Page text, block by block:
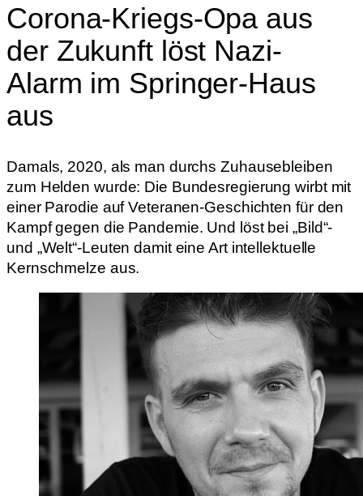
Corona-Kriegs-Opa aus
der Zukunft löst Nazi-
Alarm im Springer-Haus
aus
Damals, 2020, als man durchs Zuhausebleiben
zum Helden wurde: Die Bundesregierung wirbt mit
einer Parodie auf Veteranen-Geschichten für den
Kampf gegen die Pandemie. Und löst bei „Bild“-
und „Welt“-Leuten damit eine Art intellektuelle
Kernschmelze aus.